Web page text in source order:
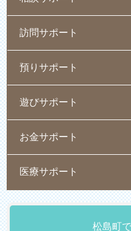
訪問サポート
預りサポート
遊びサポート
お金サポート
医療サポート
松島町